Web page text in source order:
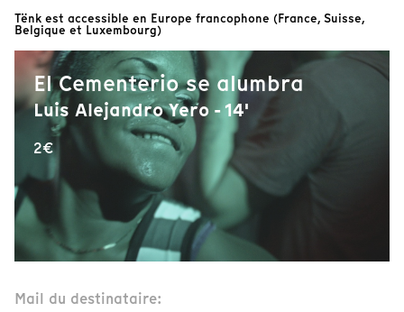
Tënk est accessible en Europe francophone (France, Suisse,
Belgique et Luxembourg)
El Cementerio se alumbra
Luis Alejandro Yero - 14'
2€
Mail du destinataire: